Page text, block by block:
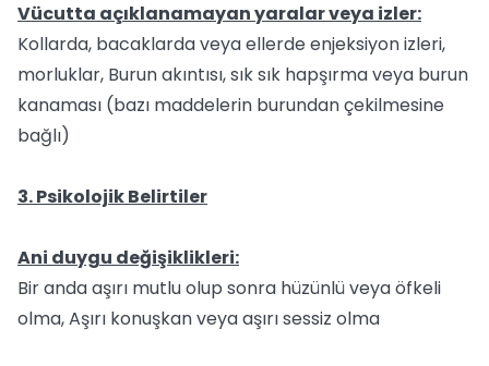
Vücutta açıklanamayan yaralar veya izler:
Kollarda, bacaklarda veya ellerde enjeksiyon izleri,
morluklar, Burun akıntısı, sık sık hapşırma veya burun
kanaması (bazı maddelerin burundan çekilmesine
bağlı)
3. Psikolojik Belirtiler
Ani duygu değişiklikleri:
Bir anda aşırı mutlu olup sonra hüzünlü veya öfkeli
olma, Aşırı konuşkan veya aşırı sessiz olma